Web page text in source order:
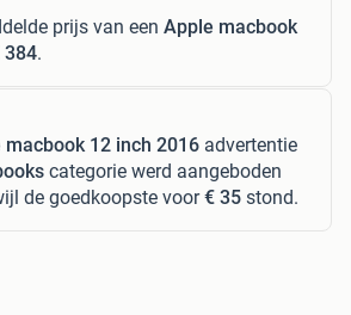
prijs van een Apple macbook
384.
macbook 12 inch 2016 advertentie
categorie werd aangeboden
de goedkoopste voor€ 35 stond.